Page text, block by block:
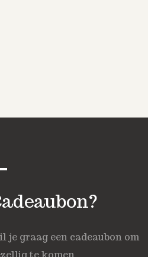
je graag een cadeaubon om